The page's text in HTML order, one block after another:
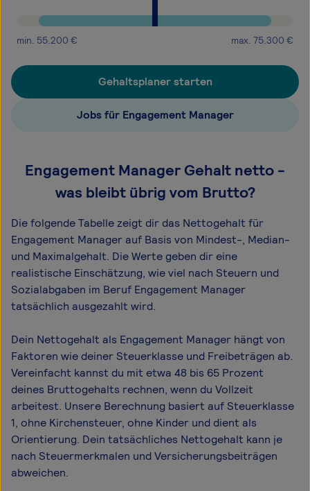
min. 55.200 € max. 75.300 €
Gehaltsplaner starten
Jobs für Engagement Manager
Engagement Manager Gehalt netto -
was bleibt übrig vom Brutto?
Die folgende Tabelle zeigt dir das Netto­gehalt für
Engagement Manager auf Basis von Mindest-, Median-
und Maximal­gehalt. Die Werte geben dir eine
realistische Einschätzung, wie viel nach Steuern und
Sozialabgaben im Beruf Engagement Manager
tatsächlich ausgezahlt wird.
Dein Nettogehalt als Engagement Manager hängt von
Faktoren wie deiner Steuerklasse und Freibeträgen ab.
Vereinfacht kannst du mit etwa 48 bis 65 Prozent
deines Bruttogehalts rechnen, wenn du Vollzeit
arbeitest. Unsere Berechnung basiert auf Steuerklasse
1, ohne Kirchensteuer, ohne Kinder und dient als
Orientierung. Dein tatsächliches Nettogehalt kann je
nach Steuermerkmalen und Versicherungsbeiträgen
abweichen.